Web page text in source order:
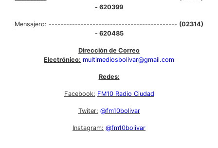
- 620399
Mensajero: -------------------------------------------- (02314)
- 620485
Dirección de Correo
Electrónico: multimediosbolivar@gmail.com
Redes:
Facebook: FM10 Radio Ciudad
Twiter: @fm10bolivar
Instagram: @fm10bolivar